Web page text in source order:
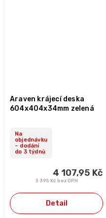
Araven krájecí deska
604x404x34mm zelená
Na
objednávku
– dodání
do 3 týdnů
3 395 Kč bez DPH
4 107,95 Kč
Detail